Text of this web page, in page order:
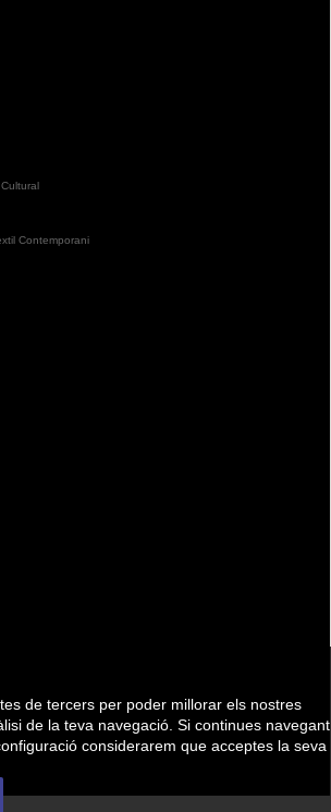
de tercers per poder millorar els nostres
de la teva navegació. Si continues navegant
considerarem que acceptes la seva
Contemporani